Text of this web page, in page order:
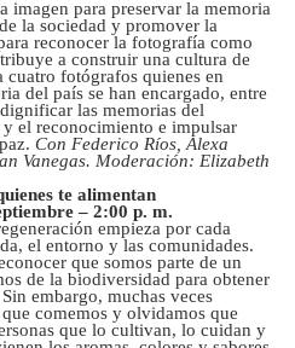
imagen para preservar la memoria
la sociedad y promover la
reconocer la fotografía como
a construir una cultura de
fotógrafos quienes en
del país se han encargado, entre
las memorias del
el reconocimiento e impulsar
Con Federico Ríos, Alexa
Vanegas. Moderación: Elizabeth
te alimentan
– 2:00 p. m.
empieza por cada
el entorno y las comunidades.
que somos parte de un
de la biodiversidad para obtener
embargo, muchas veces
comemos y olvidamos que
que lo cultivan, lo cuidan y